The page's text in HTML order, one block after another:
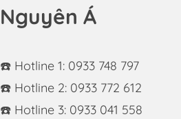
Nguyên Á
☎️ Hotline 1: 0933 748 797
☎️ Hotline 2: 0933 772 612
☎️ Hotline 3: 0933 041 558